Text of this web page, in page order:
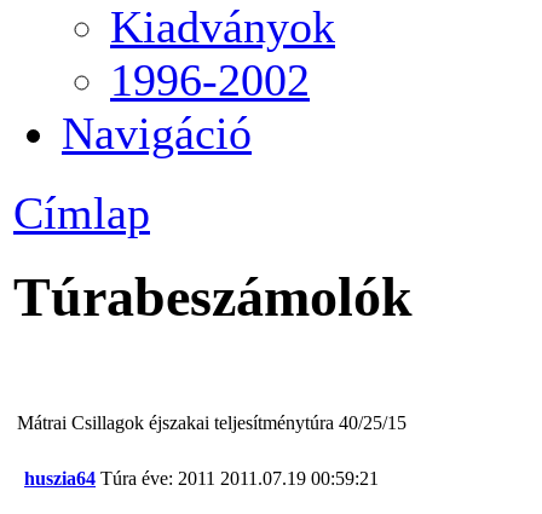
Kiadványok
1996-2002
Navigáció
Címlap
Túrabeszámolók
Mátrai Csillagok éjszakai teljesítménytúra 40/25/15
huszia64 Túra éve: 2011 2011.07.19 00:59:21